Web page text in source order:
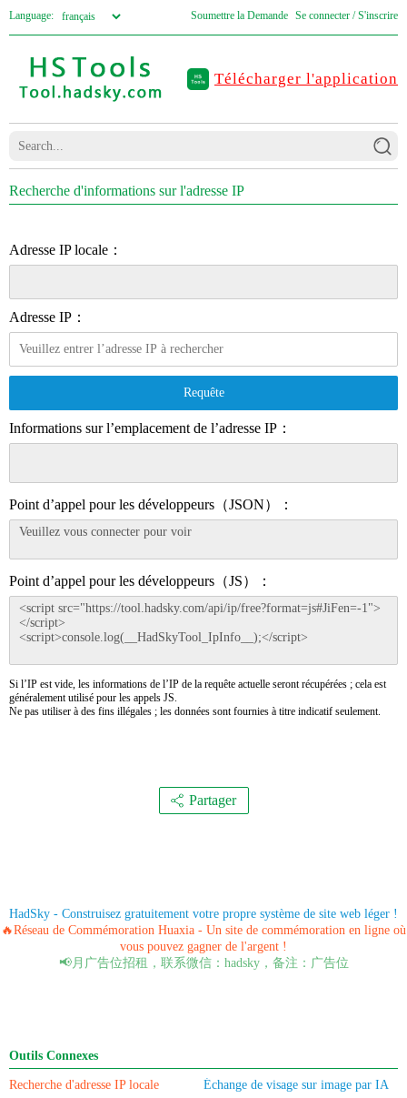
Language: Soumettre la Demande Se connecter / S'inscrire
Télécharger l'application
Recherche d'informations sur l'adresse IP
Adresse IP locale：
Adresse IP：
Requête
Informations sur l’emplacement de l’adresse IP：
Point d’appel pour les développeurs（JSON）：
Point d’appel pour les développeurs（JS）：
Si l’IP est vide, les informations de l’IP de la requête actuelle seront récupérées ; cela est
généralement utilisé pour les appels JS.
Ne pas utiliser à des fins illégales ; les données sont fournies à titre indicatif seulement.
Partager
HadSky - Construisez gratuitement votre propre système de site web léger !
🔥Réseau de Commémoration Huaxia - Un site de commémoration en ligne où
vous pouvez gagner de l'argent !
📢月广告位招租，联系微信：hadsky，备注：广告位
Outils Connexes
Recherche d'adresse IP locale
Échange de visage sur image par IA